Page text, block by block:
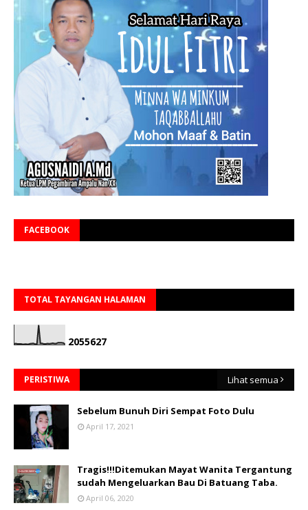
FACEBOOK
TOTAL TAYANGAN HALAMAN
2055627
PERISTIWA Lihat semua
Sebelum Bunuh Diri Sempat Foto Dulu
April 17, 2021
Tragis!!!Ditemukan Mayat Wanita Tergantung
sudah Mengeluarkan Bau Di Batuang Taba.
April 06, 2020